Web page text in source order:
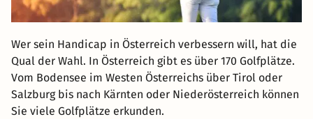
Wer sein Handicap in Österreich verbessern will, hat die
Qual der Wahl. In Österreich gibt es über 170 Golfplätze.
Vom Bodensee im Westen Österreichs über Tirol oder
Salzburg bis nach Kärnten oder Niederösterreich können
Sie viele Golfplätze erkunden.